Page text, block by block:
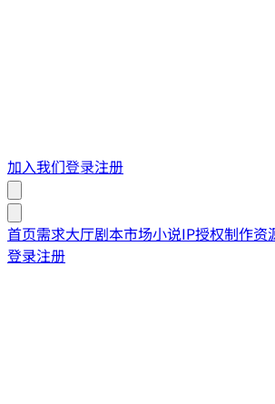
加入我们登录注册
首页需求大厅剧本市场小说IP授权制作资
登录注册